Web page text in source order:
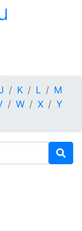
K L
M
W X
Y